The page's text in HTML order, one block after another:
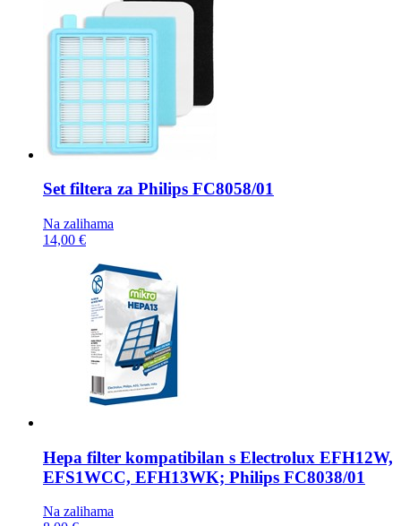
Set filtera za Philips FC8058/01
Na zalihama
14,00 €
Hepa filter kompatibilan s Electrolux EFH12W,
EFS1WCC, EFH13WK; Philips FC8038/01
Na zalihama